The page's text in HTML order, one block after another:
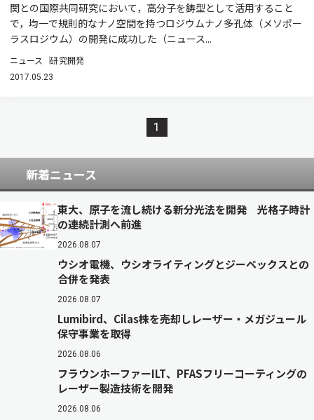
関との国際共同研究において，高分子を鋳型として活用すること
で，均一で規則的なナノ空間を持つロジウムナノ多孔体（メソポー
ラスロジウム）の開発に成功した（ニュース...
ニュース 研究開発
2017.05.23
1
新着ニュース
東大、原子を流し続ける新分光法を開発 光格子時計
の連続計測へ前進
2026.08.07
ウシオ電機、ウシオライティングとジーベックスとの
合併を発表
2026.08.07
Lumibird、Cilas株を売却しレーザー・メガジュール
保守事業を取得
2026.08.06
フラウンホーファーILT、PFASフリーコーティングの
レーザー製造技術を開発
2026.08.06